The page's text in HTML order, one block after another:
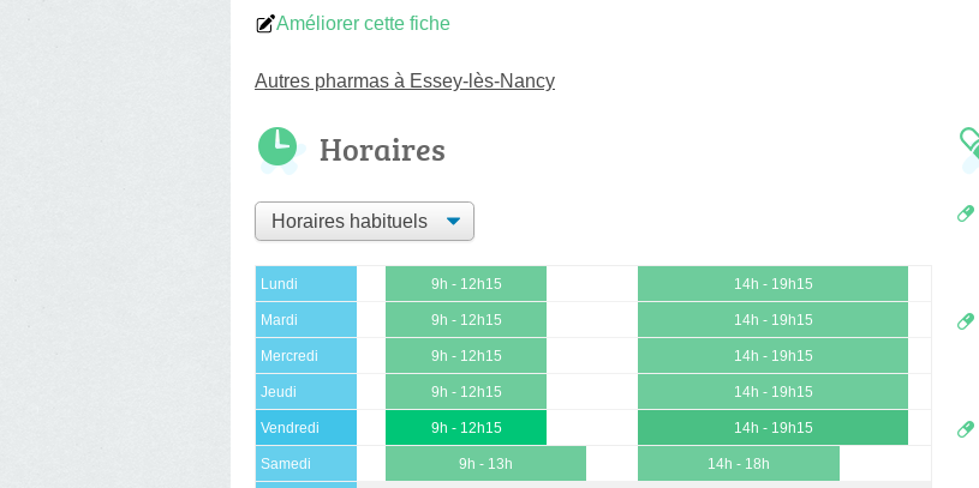
Améliorer cette fiche
Autres pharmas à Essey-lès-Nancy
Horaires
Lundi 9h - 12h15 14h - 19h15
Mardi 9h - 12h15 14h - 19h15
Mercredi 9h - 12h15 14h - 19h15
Jeudi 9h - 12h15 14h - 19h15
Vendredi 9h - 12h15 14h - 19h15
Samedi 9h - 13h 14h - 18h